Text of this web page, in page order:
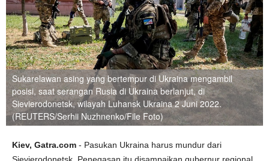
Sukarelawan asing yang bertempur di Ukraina mengambil
posisi, saat serangan Rusia di Ukraina berlanjut, di
Sievierodonetsk, wilayah Luhansk Ukraina 2 Juni 2022.
(REUTERS/Serhii Nuzhnenko/File Foto)
Kiev, Gatra.com - Pasukan Ukraina harus mundur dari